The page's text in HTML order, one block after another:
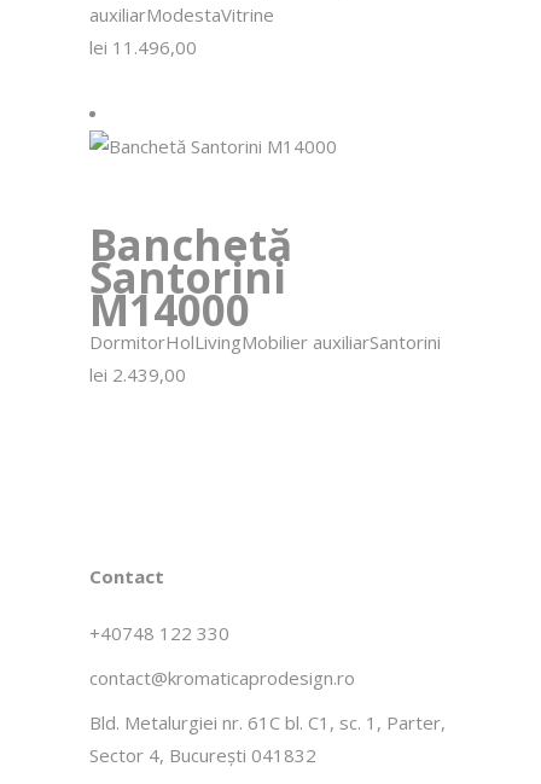
auxiliarModestaVitrine
lei 11.496,00
Banchetă
Santorini
M14000
DormitorHolLivingMobilier auxiliarSantorini
lei 2.439,00
Contact
+40748 122 330
contact@kromaticaprodesign.ro
Bld. Metalurgiei nr. 61C bl. C1, sc. 1, Parter,
Sector 4, București 041832